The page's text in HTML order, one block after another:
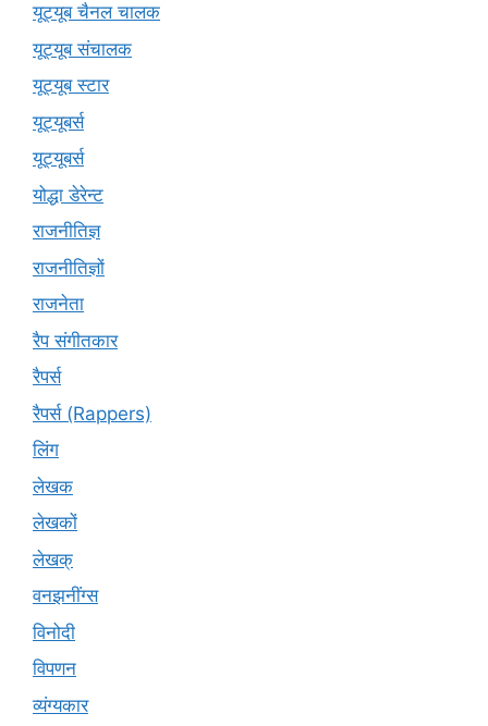
यूट्यूब चैनल चालक
यूट्यूब संचालक
यूट्यूब स्टार
यूट्यूबर्स
यूट्‍यूबर्स
योद्धा डेरेन्ट
राजनीतिज्ञ
राजनीतिज्ञों
राजनेता
रैप संगीतकार
रैपर्स
रैपर्स (Rappers)
लिंग
लेखक
लेखकों
लेखक्
वनझनींग्स
विनोदी
विपणन
व्यंग्यकार